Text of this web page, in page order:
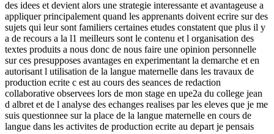
des idees et devient alors une strategie interessante et avantageuse a
appliquer principalement quand les apprenants doivent ecrire sur des
sujets qui leur sont familiers certaines etudes constatent que plus il y
a de recours a la l1 meilleurs sont le contenu et l organisation des
textes produits a nous donc de nous faire une opinion personnelle
sur ces presupposes avantages en experimentant la demarche et en
autorisant l utilisation de la langue maternelle dans les travaux de
production ecrite c est au cours des seances de redaction
collaborative observees lors de mon stage en upe2a du college jean
d albret et de l analyse des echanges realises par les eleves que je me
suis questionnee sur la place de la langue maternelle en cours de
langue dans les activites de production ecrite au depart je pensais